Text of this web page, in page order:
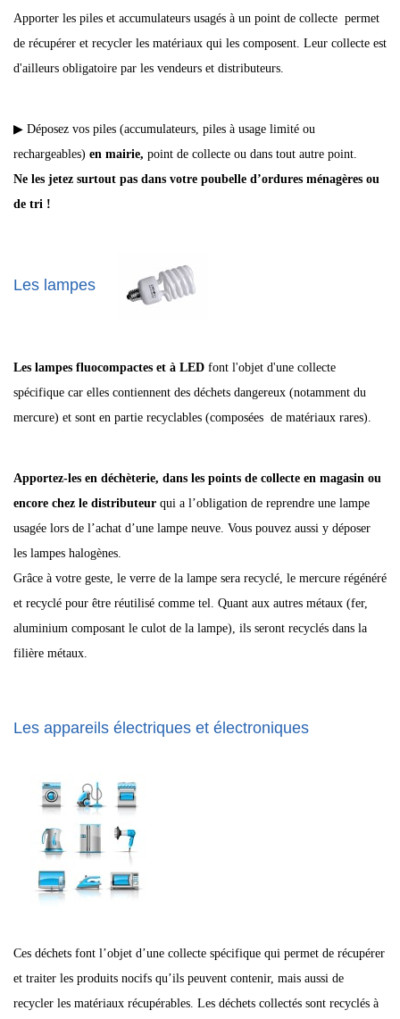
Apporter les piles et accumulateurs usagés à un point de collecte permet
de récupérer et recycler les matériaux qui les composent. Leur collecte est
d'ailleurs obligatoire par les vendeurs et distributeurs.
▶ Déposez vos piles (accumulateurs, piles à usage limité ou
rechargeables) en mairie, point de collecte ou dans tout autre point.
Ne les jetez surtout pas dans votre poubelle d’ordures ménagères ou
de tri !
Les lampes
Les lampes fluocompactes et à LED font l'objet d'une collecte
spécifique car elles contiennent des déchets dangereux (notamment du
mercure) et sont en partie recyclables (composées de matériaux rares).
Apportez-les en déchèterie, dans les points de collecte en magasin ou
encore chez le distributeur qui a l’obligation de reprendre une lampe
usagée lors de l’achat d’une lampe neuve. Vous pouvez aussi y déposer
les lampes halogènes.
Grâce à votre geste, le verre de la lampe sera recyclé, le mercure régénéré
et recyclé pour être réutilisé comme tel. Quant aux autres métaux (fer,
aluminium composant le culot de la lampe), ils seront recyclés dans la
filière métaux.
Les appareils électriques et électroniques
Ces déchets font l’objet d’une collecte spécifique qui permet de récupérer
et traiter les produits nocifs qu’ils peuvent contenir, mais aussi de
recycler les matériaux récupérables. Les déchets collectés sont recyclés à